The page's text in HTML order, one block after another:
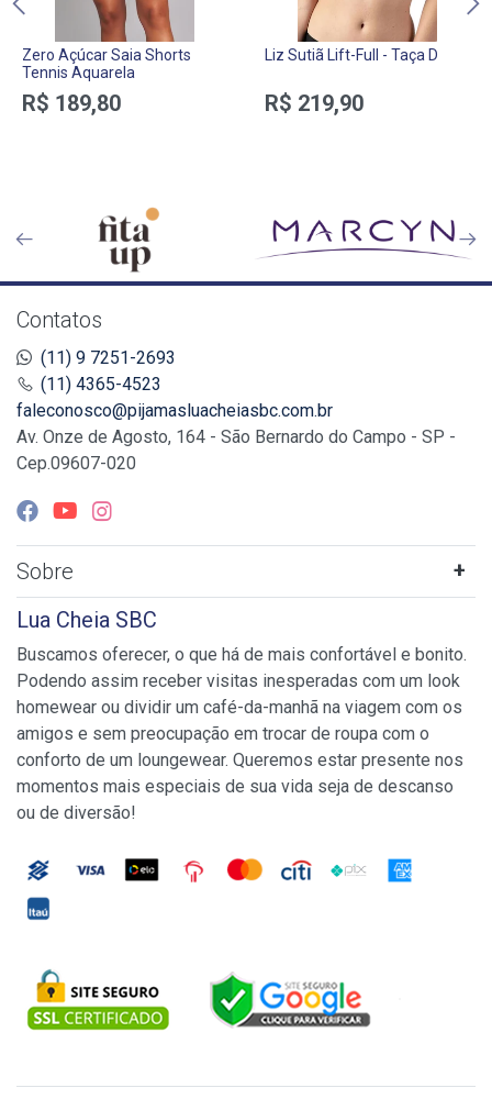
Zero Açúcar Saia Shorts
Tennis Aquarela
R$ 189,80
Liz Sutiã Lift-Full - Taça D
R$ 219,90
Contatos
(11) 9 7251-2693
(11) 4365-4523
faleconosco@pijamasluacheiasbc.com.br
Av. Onze de Agosto, 164 - São Bernardo do Campo - SP -
Cep.09607-020
Sobre
Lua Cheia SBC
Buscamos oferecer, o que há de mais confortável e bonito.
Podendo assim receber visitas inesperadas com um look
homewear ou dividir um café-da-manhã na viagem com os
amigos e sem preocupação em trocar de roupa com o
conforto de um loungewear. Queremos estar presente nos
momentos mais especiais de sua vida seja de descanso
ou de diversão!